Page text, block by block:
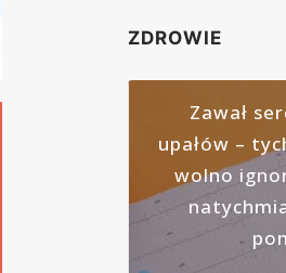
ZDROWIE
Zawał
upałów –
wolno